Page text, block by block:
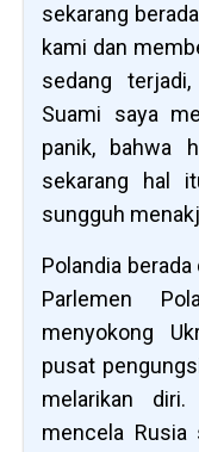
sekarang
kami dan
sedang
Suami saya
panik, bahwa
sekarang hal
sungguh
Polandia
Parlemen
menyokong
pusat
melarikan
mencela Rusia